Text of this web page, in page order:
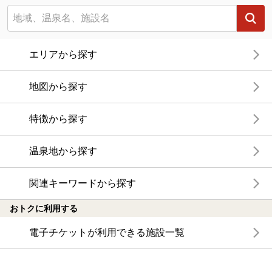
エリアから探す
地図から探す
特徴から探す
温泉地から探す
関連キーワードから探す
おトクに利用する
電子チケットが利用できる施設一覧